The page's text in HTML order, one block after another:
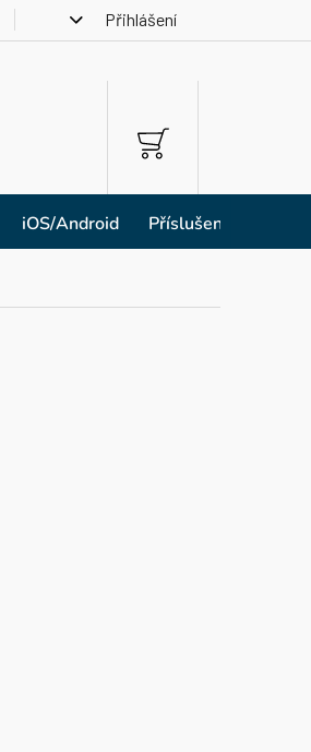
Přihlášení
NÁKUPNÍ
KOŠÍK
iOS/Android Příslušenství